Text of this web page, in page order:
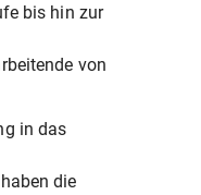
bis hin zur
von
in das
die